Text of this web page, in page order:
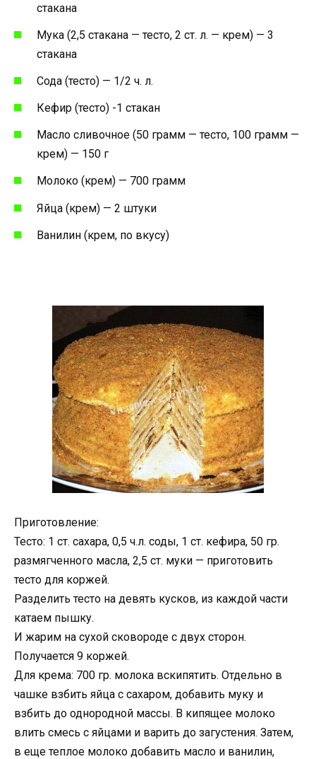
стакана
Мука (2,5 стакана — тесто, 2 ст. л. — крем) — 3
стакана
Сода (тесто) — 1/2 ч. л.
Кефир (тесто) -1 стакан
Масло сливочное (50 грамм — тесто, 100 грамм —
крем) — 150 г
Молоко (крем) — 700 грамм
Яйца (крем) — 2 штуки
Ванилин (крем, по вкусу)
Приготовление:
Тесто: 1 ст. сахара, 0,5 ч.л. соды, 1 ст. кефира, 50 гр.
размягченного масла, 2,5 ст. муки — приготовить
тесто для коржей.
Разделить тесто на девять кусков, из каждой части
катаем пышку.
И жарим на сухой сковороде с двух сторон.
Получается 9 коржей.
Для крема: 700 гр. молока вскипятить. Отдельно в
чашке взбить яйца с сахаром, добавить муку и
взбить до однородной массы. В кипящее молоко
влить смесь с яйцами и варить до загустения. Затем,
в еще теплое молоко добавить масло и ванилин,